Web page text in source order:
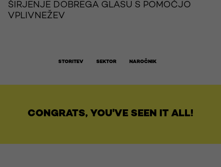
ŠIRJENJE DOBREGA GLASU S POMOČJO
VPLIVNEŽEV
STORITEV SEKTOR NAROČNIK
CONGRATS, YOU'VE SEEN IT ALL!